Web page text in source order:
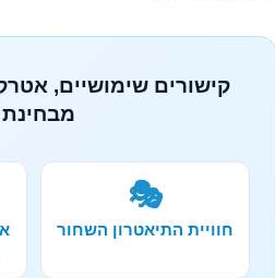
קישורים שימושיים,
מבחינת
🎭
חוויית התיאטרון השחור